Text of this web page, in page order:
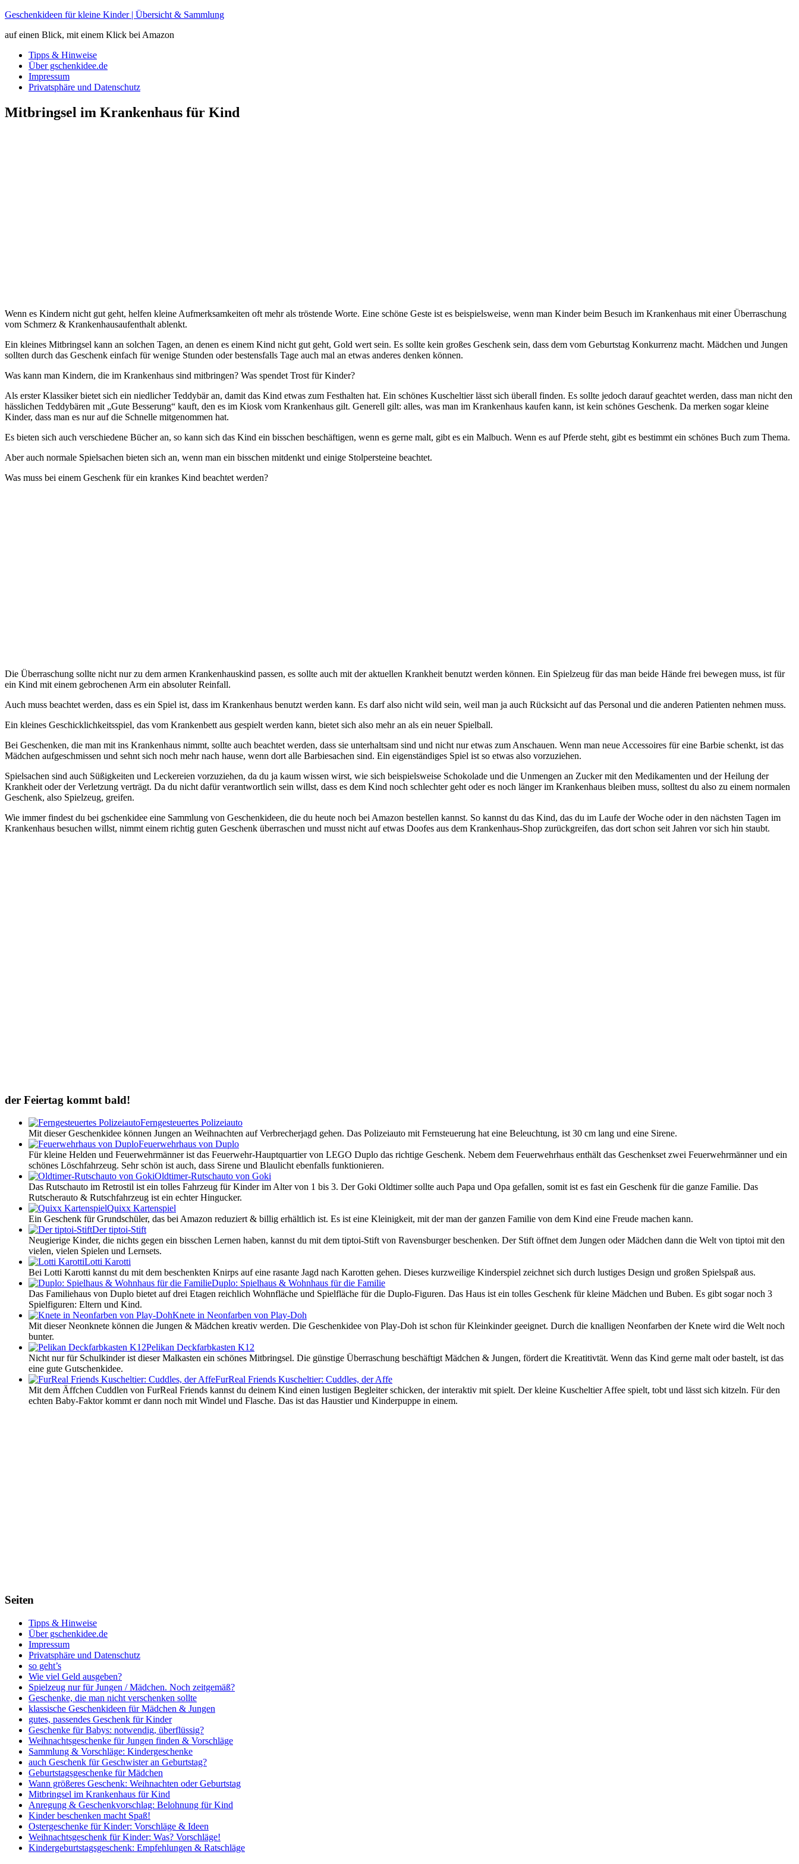
Geschenkideen für kleine Kinder | Übersicht & Sammlung
auf einen Blick, mit einem Klick bei Amazon
Tipps & Hinweise
Über gschenkidee.de
Impressum
Privatsphäre und Datenschutz
Mitbringsel im Krankenhaus für Kind
Wenn es Kindern nicht gut geht, helfen kleine Aufmerksamkeiten oft mehr als tröstende Worte. Eine schöne Geste ist es beispielsweise, wenn man Kinder beim Besuch im Krankenhaus mit einer Überraschung
vom Schmerz & Krankenhausaufenthalt ablenkt.
Ein kleines Mitbringsel kann an solchen Tagen, an denen es einem Kind nicht gut geht, Gold wert sein. Es sollte kein großes Geschenk sein, dass dem vom Geburtstag Konkurrenz macht. Mädchen und Jungen
sollten durch das Geschenk einfach für wenige Stunden oder bestensfalls Tage auch mal an etwas anderes denken können.
Was kann man Kindern, die im Krankenhaus sind mitbringen? Was spendet Trost für Kinder?
Als erster Klassiker bietet sich ein niedlicher Teddybär an, damit das Kind etwas zum Festhalten hat. Ein schönes Kuscheltier lässt sich überall finden. Es sollte jedoch darauf geachtet werden, dass man nicht den
hässlichen Teddybären mit „Gute Besserung“ kauft, den es im Kiosk vom Krankenhaus gilt. Generell gilt: alles, was man im Krankenhaus kaufen kann, ist kein schönes Geschenk. Da merken sogar kleine
Kinder, dass man es nur auf die Schnelle mitgenommen hat.
Es bieten sich auch verschiedene Bücher an, so kann sich das Kind ein bisschen beschäftigen, wenn es gerne malt, gibt es ein Malbuch. Wenn es auf Pferde steht, gibt es bestimmt ein schönes Buch zum Thema.
Aber auch normale Spielsachen bieten sich an, wenn man ein bisschen mitdenkt und einige Stolpersteine beachtet.
Was muss bei einem Geschenk für ein krankes Kind beachtet werden?
Die Überraschung sollte nicht nur zu dem armen Krankenhauskind passen, es sollte auch mit der aktuellen Krankheit benutzt werden können. Ein Spielzeug für das man beide Hände frei bewegen muss, ist für
ein Kind mit einem gebrochenen Arm ein absoluter Reinfall.
Auch muss beachtet werden, dass es ein Spiel ist, dass im Krankenhaus benutzt werden kann. Es darf also nicht wild sein, weil man ja auch Rücksicht auf das Personal und die anderen Patienten nehmen muss.
Ein kleines Geschicklichkeitsspiel, das vom Krankenbett aus gespielt werden kann, bietet sich also mehr an als ein neuer Spielball.
Bei Geschenken, die man mit ins Krankenhaus nimmt, sollte auch beachtet werden, dass sie unterhaltsam sind und nicht nur etwas zum Anschauen. Wenn man neue Accessoires für eine Barbie schenkt, ist das
Mädchen aufgeschmissen und sehnt sich noch mehr nach hause, wenn dort alle Barbiesachen sind. Ein eigenständiges Spiel ist so etwas also vorzuziehen.
Spielsachen sind auch Süßigkeiten und Leckereien vorzuziehen, da du ja kaum wissen wirst, wie sich beispielsweise Schokolade und die Unmengen an Zucker mit den Medikamenten und der Heilung der
Krankheit oder der Verletzung verträgt. Da du nicht dafür verantwortlich sein willst, dass es dem Kind noch schlechter geht oder es noch länger im Krankenhaus bleiben muss, solltest du also zu einem normalen
Geschenk, also Spielzeug, greifen.
Wie immer findest du bei gschenkidee eine Sammlung von Geschenkideen, die du heute noch bei Amazon bestellen kannst. So kannst du das Kind, das du im Laufe der Woche oder in den nächsten Tagen im
Krankenhaus besuchen willst, nimmt einem richtig guten Geschenk überraschen und musst nicht auf etwas Doofes aus dem Krankenhaus-Shop zurückgreifen, das dort schon seit Jahren vor sich hin staubt.
bestellen!
der Feiertag kommt bald!
Ferngesteuertes Polizeiauto
Mit dieser Geschenkidee können Jungen an Weihnachten auf Verbrecherjagd gehen. Das Polizeiauto mit Fernsteuerung hat eine Beleuchtung, ist 30 cm lang und eine Sirene.
Feuerwehrhaus von Duplo
Für kleine Helden und Feuerwehrmänner ist das Feuerwehr-Hauptquartier von LEGO Duplo das richtige Geschenk. Nebem dem Feuerwehrhaus enthält das Geschenkset zwei Feuerwehrmänner und ein
schönes Löschfahrzeug. Sehr schön ist auch, dass Sirene und Blaulicht ebenfalls funktionieren.
Oldtimer-Rutschauto von Goki
Das Rutschauto im Retrostil ist ein tolles Fahrzeug für Kinder im Alter von 1 bis 3. Der Goki Oldtimer sollte auch Papa und Opa gefallen, somit ist es fast ein Geschenk für die ganze Familie. Das
Rutscherauto & Rutschfahrzeug ist ein echter Hingucker.
Quixx Kartenspiel
Ein Geschenk für Grundschüler, das bei Amazon reduziert & billig erhältlich ist. Es ist eine Kleinigkeit, mit der man der ganzen Familie von dem Kind eine Freude machen kann.
Der tiptoi-Stift
Neugierige Kinder, die nichts gegen ein bisschen Lernen haben, kannst du mit dem tiptoi-Stift von Ravensburger beschenken. Der Stift öffnet dem Jungen oder Mädchen dann die Welt von tiptoi mit den
vielen, vielen Spielen und Lernsets.
Lotti Karotti
Bei Lotti Karotti kannst du mit dem beschenkten Knirps auf eine rasante Jagd nach Karotten gehen. Dieses kurzweilige Kinderspiel zeichnet sich durch lustiges Design und großen Spielspaß aus.
Duplo: Spielhaus & Wohnhaus für die Familie
Das Familiehaus von Duplo bietet auf drei Etagen reichlich Wohnfläche und Spielfläche für die Duplo-Figuren. Das Haus ist ein tolles Geschenk für kleine Mädchen und Buben. Es gibt sogar noch 3
Spielfiguren: Eltern und Kind.
Knete in Neonfarben von Play-Doh
Mit dieser Neonknete können die Jungen & Mädchen kreativ werden. Die Geschenkidee von Play-Doh ist schon für Kleinkinder geeignet. Durch die knalligen Neonfarben der Knete wird die Welt noch
bunter.
Pelikan Deckfarbkasten K12
Nicht nur für Schulkinder ist dieser Malkasten ein schönes Mitbringsel. Die günstige Überraschung beschäftigt Mädchen & Jungen, fördert die Kreatitivtät. Wenn das Kind gerne malt oder bastelt, ist das
eine gute Gutschenkidee.
FurReal Friends Kuscheltier: Cuddles, der Affe
Mit dem Äffchen Cuddlen von FurReal Friends kannst du deinem Kind einen lustigen Begleiter schicken, der interaktiv mit spielt. Der kleine Kuscheltier Affee spielt, tobt und lässt sich kitzeln. Für den
echten Baby-Faktor kommt er dann noch mit Windel und Flasche. Das ist das Haustier und Kinderpuppe in einem.
Seiten
Tipps & Hinweise
Über gschenkidee.de
Impressum
Privatsphäre und Datenschutz
so geht’s
Wie viel Geld ausgeben?
Spielzeug nur für Jungen / Mädchen. Noch zeitgemäß?
Geschenke, die man nicht verschenken sollte
klassische Geschenkideen für Mädchen & Jungen
gutes, passendes Geschenk für Kinder
Geschenke für Babys: notwendig, überflüssig?
Weihnachtsgeschenke für Jungen finden & Vorschläge
Sammlung & Vorschläge: Kindergeschenke
auch Geschenk für Geschwister an Geburtstag?
Geburtstagsgeschenke für Mädchen
Wann größeres Geschenk: Weihnachten oder Geburtstag
Mitbringsel im Krankenhaus für Kind
Anregung & Geschenkvorschlag: Belohnung für Kind
Kinder beschenken macht Spaß!
Ostergeschenke für Kinder: Vorschläge & Ideen
Weihnachtsgeschenk für Kinder: Was? Vorschläge!
Kindergeburtstagsgeschenk: Empfehlungen & Ratschläge